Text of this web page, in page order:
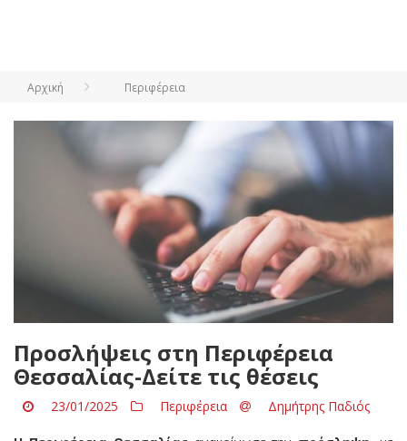
Αρχική Περιφέρεια
Προσλήψεις στη Περιφέρεια
Θεσσαλίας-Δείτε τις θέσεις
23/01/2025 Περιφέρεια Δημήτρης Παδιός